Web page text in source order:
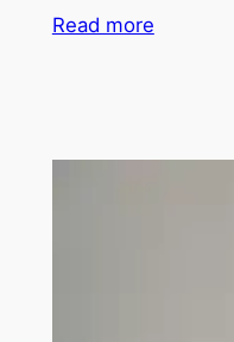
Read more